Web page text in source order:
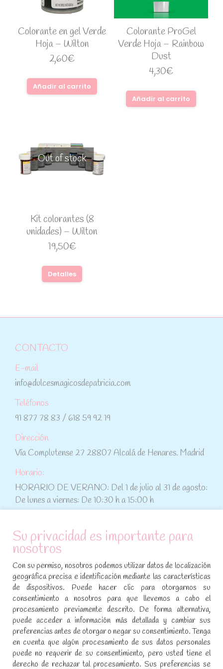
Colorante en gel Verde
Hoja – Wilton
2,60€
Añadir al carrito
Colorante ProGel
Verde Hoja – Rainbow
Dust
4,30€
Añadir al carrito
Out of stock
Kit colorantes (8
unidades) – Wilton
19,50€
Detalles
CONTACTO
E-mail
info@dulcesmagicosdepatricia.com
Teléfonos
91 877 78 83 / 618 59 92 19
Dirección
Vía Complutense 27 28807 Alcalá de Henares. Madrid
Horario:
HORARIO DE VERANO: Del 1 de julio al 31 de agosto:
De lunes a viernes: De 10:30 h a 15:00 h
ATENCIÓN AL CLIENTE
Condiciones de compra
Aviso legal y política de privacidad
Política de cookies
SÍGUENOS EN REDES SOCIALES
Encuéntranos en:
Facebook
page
YouTube
page
Instagram
page
Su privacidad es importante para
nosotros
Con su permiso, nosotros podemos utilizar datos de localización
geográfica precisa e identificación mediante las características
de dispositivos. Puede hacer clic para otorgarnos su
consentimiento a nosotros para que llevemos a cabo el
procesamiento previamente descrito. De forma alternativa,
puede acceder a información más detallada y cambiar sus
preferencias antes de otorgar o negar su consentimiento. Tenga
en cuenta que algún procesamiento de sus datos personales
puede no requerir de su consentimiento, pero usted tiene el
derecho de rechazar tal procesamiento. Sus preferencias se